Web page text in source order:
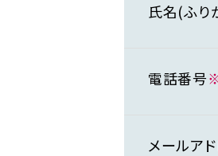
氏名(ふり
電話番号
メールア